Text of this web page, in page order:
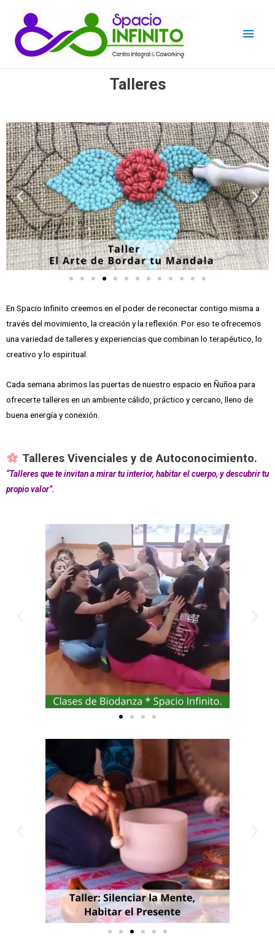
Talleres
En Spacio Infinito creemos en el poder de reconectar contigo misma a
través del movimiento, la creación y la reflexión. Por eso te ofrecemos
una variedad de talleres y experiencias que combinan lo terapéutico, lo
creativo y lo espiritual.
Cada semana abrimos las puertas de nuestro espacio en Ñuñoa para
ofrecerte talleres en un ambiente cálido, práctico y cercano, lleno de
buena energía y conexión.
Talleres Vivenciales y de Autoconocimiento.
“Talleres que te invitan a mirar tu interior, habitar el cuerpo, y descubrir tu
propio valor”.